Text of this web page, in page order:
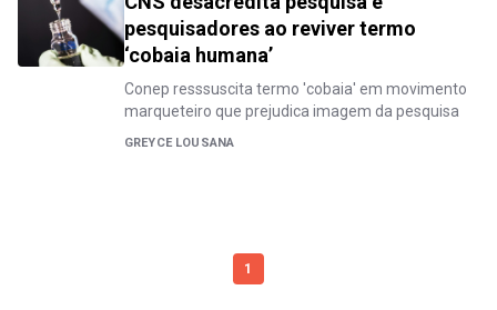
pesquisadores ao reviver termo
‘cobaia humana’
Conep resssuscita termo 'cobaia' em movimento
marqueteiro que prejudica imagem da pesquisa
GREYCE LOUSANA
1